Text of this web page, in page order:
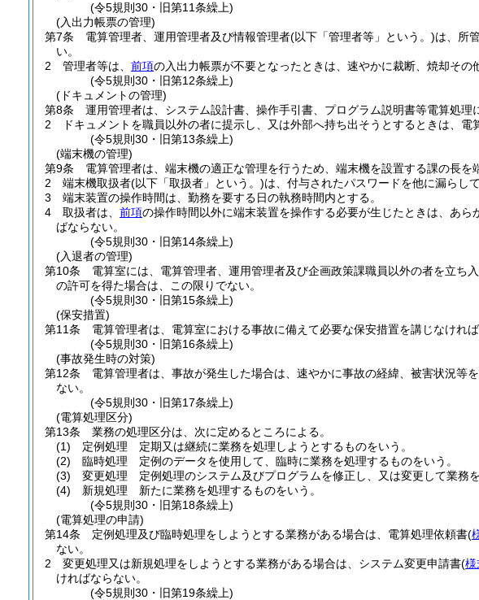
(令5規則30・旧第11条繰上)
(入出力帳票の管理)
第7条
電算管理者、運用管理者及び情報管理者(以下「管理者等」という。)は、所
い。
2
管理者等は、 前項の入出力帳票が不要となったときは、速やかに裁断、焼却その
(令5規則30・旧第12条繰上)
(ドキュメントの管理)
第8条
運用管理者は、システム設計書、操作手引書、プログラム説明書等電算処
2
ドキュメントを職員以外の者に提示し、又は外部へ持ち出そうとするときは、電
(令5規則30・旧第13条繰上)
(端末機の管理)
第9条
電算管理者は、端末機の適正な管理を行うため、端末機を設置する課の長を
2
端末機取扱者(以下「取扱者」という。)は、付与されたパスワードを他に漏らし
3
端末装置の操作時間は、勤務を要する日の執務時間内とする。
4
取扱者は、 前項の操作時間以外に端末装置を操作する必要が生じたときは、あら
ばならない。
(令5規則30・旧第14条繰上)
(入退者の管理)
第10条
電算室には、電算管理者、運用管理者及び企画政策課職員以外の者を立ち入
の許可を得た場合は、この限りでない。
(令5規則30・旧第15条繰上)
(保安措置)
第11条
電算管理者は、電算室における事故に備えて必要な保安措置を講じなければ
(令5規則30・旧第16条繰上)
(事故発生時の対策)
第12条
電算管理者は、事故が発生した場合は、速やかに事故の経緯、被害状況等
ない。
(令5規則30・旧第17条繰上)
(電算処理区分)
第13条
業務の処理区分は、次に定めるところによる。
(1)
定例処理 定期又は継続に業務を処理しようとするものをいう。
(2)
臨時処理 定例のデータを使用して、臨時に業務を処理するものをいう。
(3)
変更処理 定例処理のシステム及びプログラムを修正し、又は変更して業務を
(4)
新規処理 新たに業務を処理するものをいう。
(令5規則30・旧第18条繰上)
(電算処理の申請)
第14条
定例処理及び臨時処理をしようとする業務がある場合は、電算処理依頼書(
ない。
2
変更処理又は新規処理をしようとする業務がある場合は、システム変更申請書(様
ければならない。
(令5規則30・旧第19条繰上)